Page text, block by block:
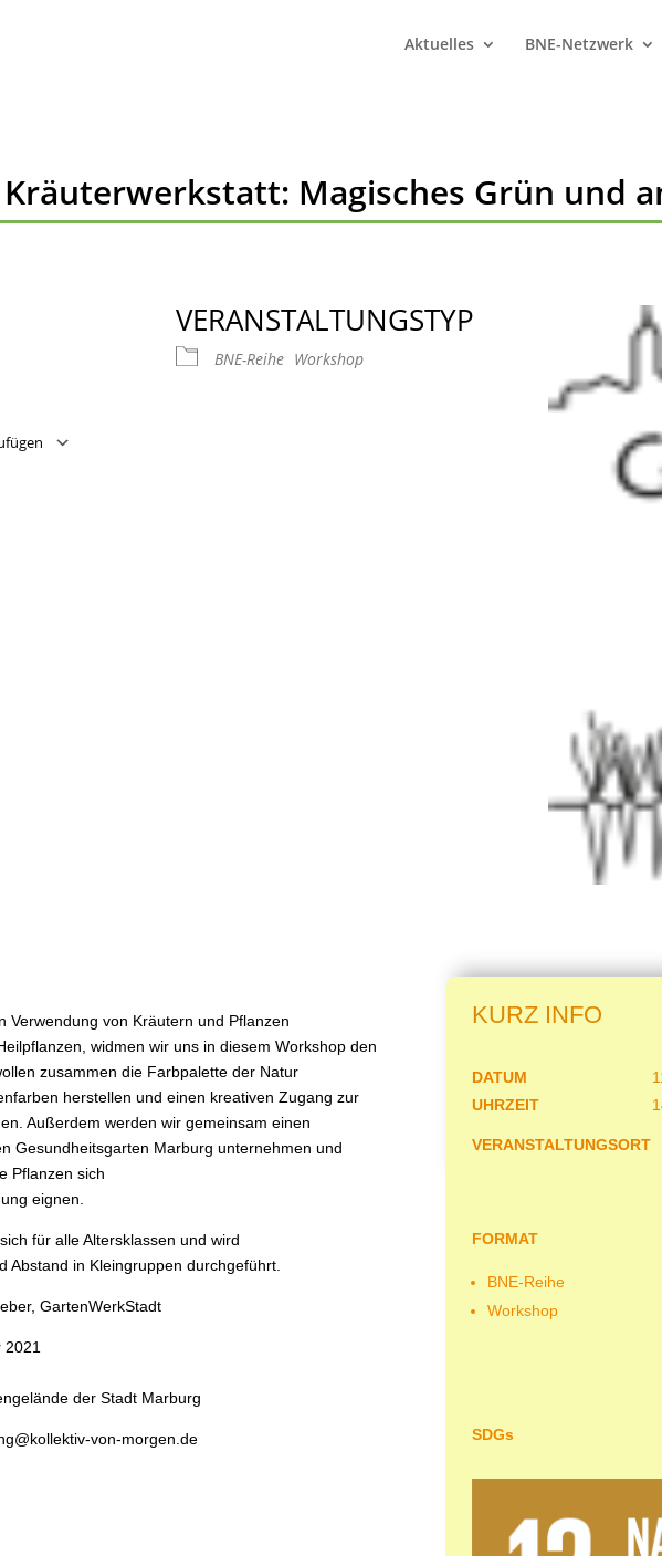
Aktuelles BNE-Netzwerk
Kräuterwerkstatt: Magisches Grün und
VERANSTALTUNGSTYP
BNE-Reihe Workshop
Verwendung von Kräutern und Pflanzen
widmen wir uns in diesem Workshop den
zusammen die Farbpalette der Natur
herstellen und einen kreativen Zugang zur
Außerdem werden wir gemeinsam einen
Gesundheitsgarten Marburg unternehmen und
Pflanzen sich
eignen.
für alle Altersklassen und wird
Abstand in Kleingruppen durchgeführt.
GartenWerkStadt
2021
der Stadt Marburg
von-morgen.de
KURZ INFO
DATUM
UHRZEIT
VERANSTALTUNGSORT
FORMAT
BNE-Reihe
Workshop
SDGs